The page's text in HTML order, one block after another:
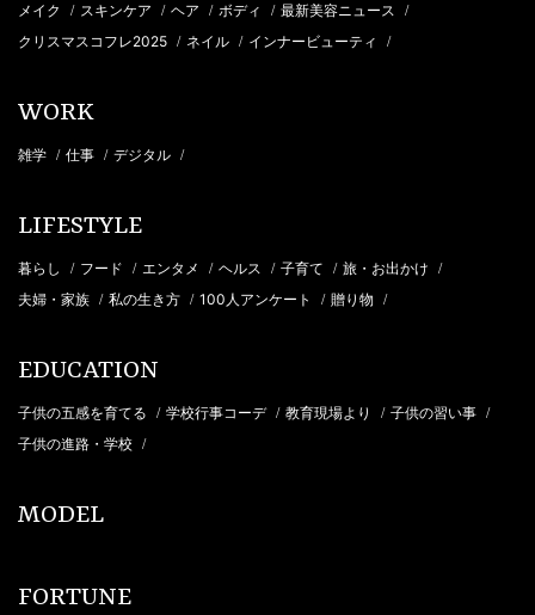
メイク / スキンケア / ヘア / ボディ / 最新美容ニュース /
クリスマスコフレ2025 / ネイル / インナービューティ /
WORK
雑学 / 仕事 / デジタル /
LIFESTYLE
暮らし / フード / エンタメ / ヘルス / 子育て / 旅・お出かけ /
夫婦・家族 / 私の生き方 / 100人アンケート / 贈り物 /
EDUCATION
子供の五感を育てる / 学校行事コーデ / 教育現場より / 子供の習い事 /
子供の進路・学校 /
MODEL
FORTUNE